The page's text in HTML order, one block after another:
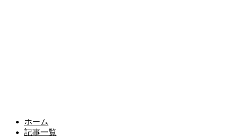
ホーム
記事一覧